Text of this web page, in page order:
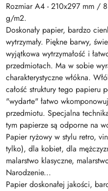
Rozmiar A4 - 210x297 mm /
g/m2.
Doskonały papier, bardzo
wytrzymały. Piękne barwy,
wyjątkowa wytrzymałość i
przedmiotach. Ma w sobie
charakterystyczne włókna.
całość struktury tego papieru
"wydarte" łatwo
przedmiotu. Specjalna
tym papierze są odporne na
Papier ryżowy w stylu retro,
tylko), dla kobiet, dla
malarstwo klasyczne,
Narodzenie...
Papier doskonałej jakości,